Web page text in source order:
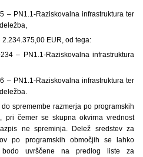
– PN1.1-Raziskovalna infrastruktura ter
2.234.375,00 EUR, od tega:
– PN1.1-Raziskovalna infrastruktura
– PN1.1-Raziskovalna infrastruktura ter
spremembe razmerja po programskih
pri čemer se skupna okvirna vrednost
ne spreminja. Delež sredstev za
po programskih območjih se lahko
uvrščene na predlog liste za